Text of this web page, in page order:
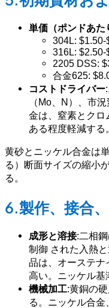
単価（ポンドあた
304L: $1.50-
316L: $2.50-
2205 DSS:
合金625:
コストドライバー
（Mo、N）、市
金は、窒素とクロ
ある程度軽減する。
黄砂とニッケル合金は
る）断面サイズの縮小
る。
6.製作、接合
成形と溶接:二相
制御 された入熱
品は、オーステナ
高い。ニッケル基
機械加工:黄銅の
る。ニッケル合